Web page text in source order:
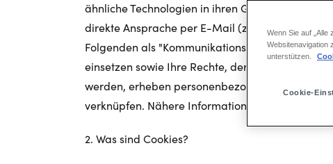
ähnliche Technologien in ihren
direkte Ansprache per E-Mail (z.B. Newsletter)
Folgenden als "Kommunikationskanäle"
einsetzen sowie Ihre Rechte, deren Einsatz zu
werden, erheben personenbezogene Daten
verknüpfen. Nähere Informationen darüber, wie
2. Was sind Cookies?
Wenn Sie auf
Websitenavigation
unterstützen.
Cookie-